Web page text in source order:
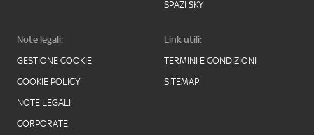
SPAZI SKY
Note legali:
GESTIONE COOKIE
COOKIE POLICY
NOTE LEGALI
CORPORATE
Link utili:
TERMINI E CONDIZIONI
SITEMAP